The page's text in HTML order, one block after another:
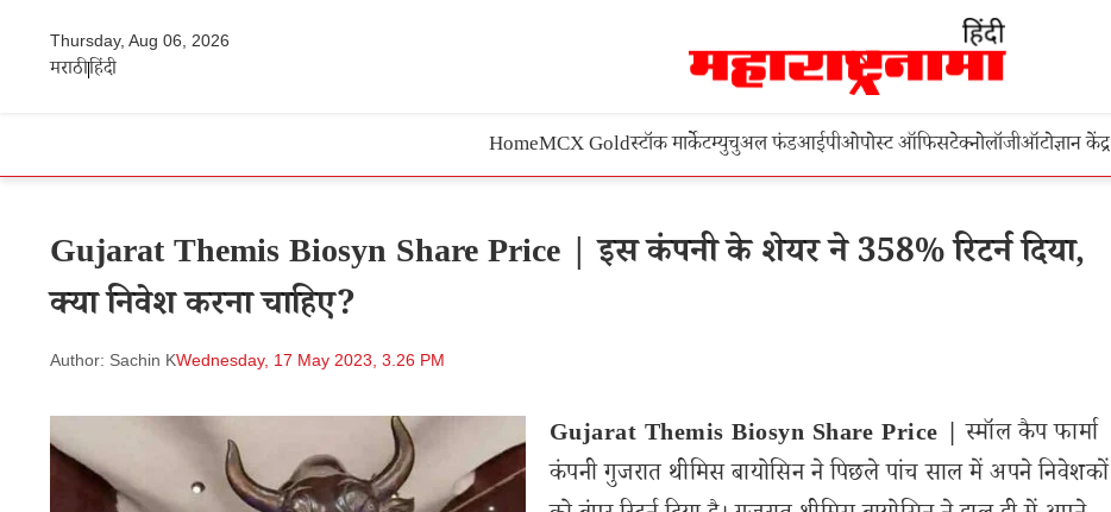
Thursday, Aug 06, 2026
मराठीहिंदी
HomeMCX Goldस्टॉक मार्केटम्युचुअल फंडआईपीओपोस्ट ऑफिसटेक्नोलॉजीऑटोज्ञान केंद्र
Gujarat Themis Biosyn Share Price | इस कंपनी के शेयर ने 358% रिटर्न दिया,
क्या निवेश करना चाहिए?
Author: Sachin KWednesday, 17 May 2023, 3.26 PM
Gujarat Themis Biosyn Share Price | स्मॉल कैप फार्मा
कंपनी गुजरात थीमिस बायोसिन ने पिछले पांच साल में अपने निवेशकों